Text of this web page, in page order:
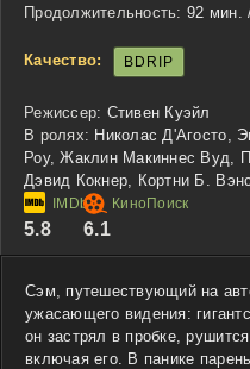
Продолжительность: 92 мин.
Качество: BDRIP
Режиссер: Стивен Куэйл
В ролях: Николас Д'Агосто,
Роу, Жаклин Макиннес Вуд,
Дэвид Кокнер, Кортни Б.
5.8 6.1
Сэм, путешествующий на
ужасающего видения:
он застрял в пробке,
включая его. В панике